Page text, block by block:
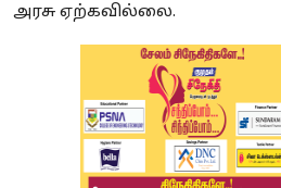
அரசு ஏற்கவில்லை.